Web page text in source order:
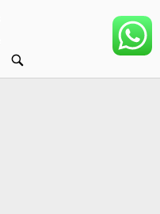
ABRIR
BARRA
DE